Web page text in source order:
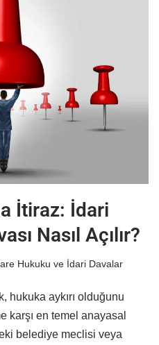
İtiraz: İdari
Nasıl Açılır?
Hukuku ve İdari Davalar
hukuka aykırı olduğunu
karşı en temel anayasal
belediye meclisi veya